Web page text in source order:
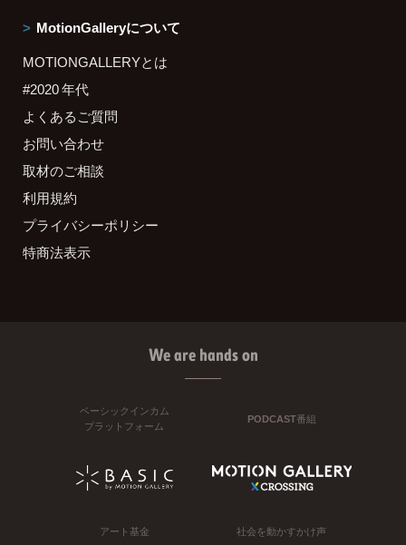
MotionGalleryについて
MOTIONGALLERYとは
#2020 年代
よくあるご質問
お問い合わせ
取材のご相談
利用規約
プライバシーポリシー
特商法表示
We are hands on
ベーシックインカム
プラットフォーム
PODCAST番組
アート基金 社会を動かすかけ声